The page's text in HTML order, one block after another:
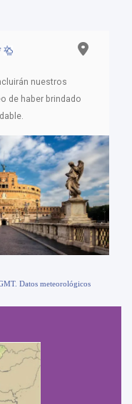
nuestros
de haber brindado
Datos meteorológicos